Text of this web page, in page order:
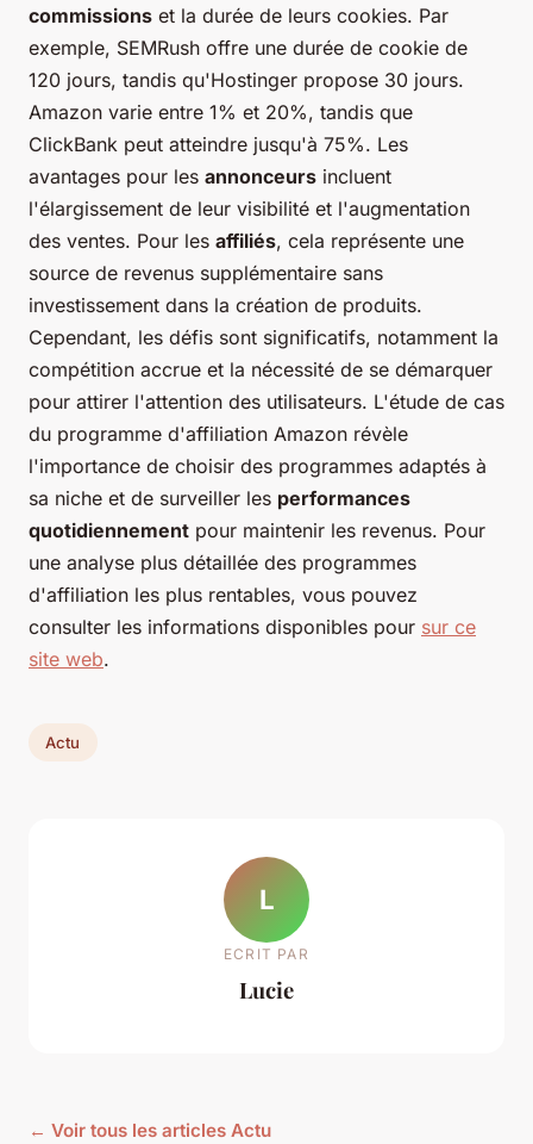
commissions et la durée de leurs cookies. Par
exemple, SEMRush offre une durée de cookie de
120 jours, tandis qu'Hostinger propose 30 jours.
Amazon varie entre 1% et 20%, tandis que
ClickBank peut atteindre jusqu'à 75%. Les
avantages pour les annonceurs incluent
l'élargissement de leur visibilité et l'augmentation
des ventes. Pour les affiliés, cela représente une
source de revenus supplémentaire sans
investissement dans la création de produits.
Cependant, les défis sont significatifs, notamment la
compétition accrue et la nécessité de se démarquer
pour attirer l'attention des utilisateurs. L'étude de cas
du programme d'affiliation Amazon révèle
l'importance de choisir des programmes adaptés à
sa niche et de surveiller les performances
quotidiennement pour maintenir les revenus. Pour
une analyse plus détaillée des programmes
d'affiliation les plus rentables, vous pouvez
consulter les informations disponibles pour sur ce
site web.
Actu
L
ECRIT PAR
Lucie
← Voir tous les articles Actu